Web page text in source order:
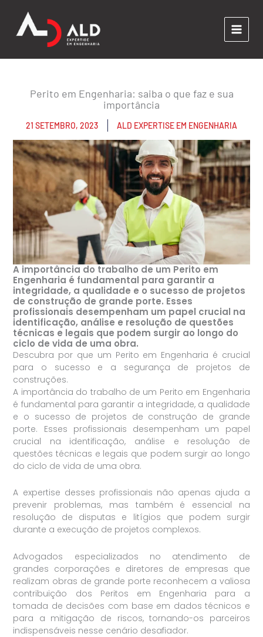
Perito em Engenharia: saiba o que faz e sua
importância
21 SETEMBRO, 2023 ALD EXPERTISE EM ENGENHARIA
A importância do trabalho de um Perito em
Engenharia é fundamental para garantir a
integridade, a qualidade e o sucesso de projetos
de construção de grande porte. Esses
profissionais desempenham um papel crucial na
identificação, análise e resolução de questões
técnicas e legais que podem surgir ao longo do
ciclo de vida de uma obra.
Descubra por que um Perito em Engenharia é crucial
para o sucesso e a segurança de projetos de
construções.
A importância do trabalho de um Perito em Engenharia
é fundamental para garantir a integridade, a qualidade
e o sucesso de projetos de construção de grande
porte. Esses profissionais desempenham um papel
crucial na identificação, análise e resolução de
questões técnicas e legais que podem surgir ao longo
do ciclo de vida de uma obra.
A expertise desses profissionais não apenas ajuda a
prevenir problemas, mas também é essencial na
resolução de disputas e litígios que podem surgir
durante a execução de projetos complexos.
Advogados especializados no atendimento de
grandes corporações e diretores de empresas que
realizam obras de grande porte reconhecem a valiosa
contribuição dos Peritos em Engenharia para a
tomada de decisões com base em dados técnicos e
para a mitigação de riscos, tornando-os parceiros
indispensáveis nesse cenário desafiador.